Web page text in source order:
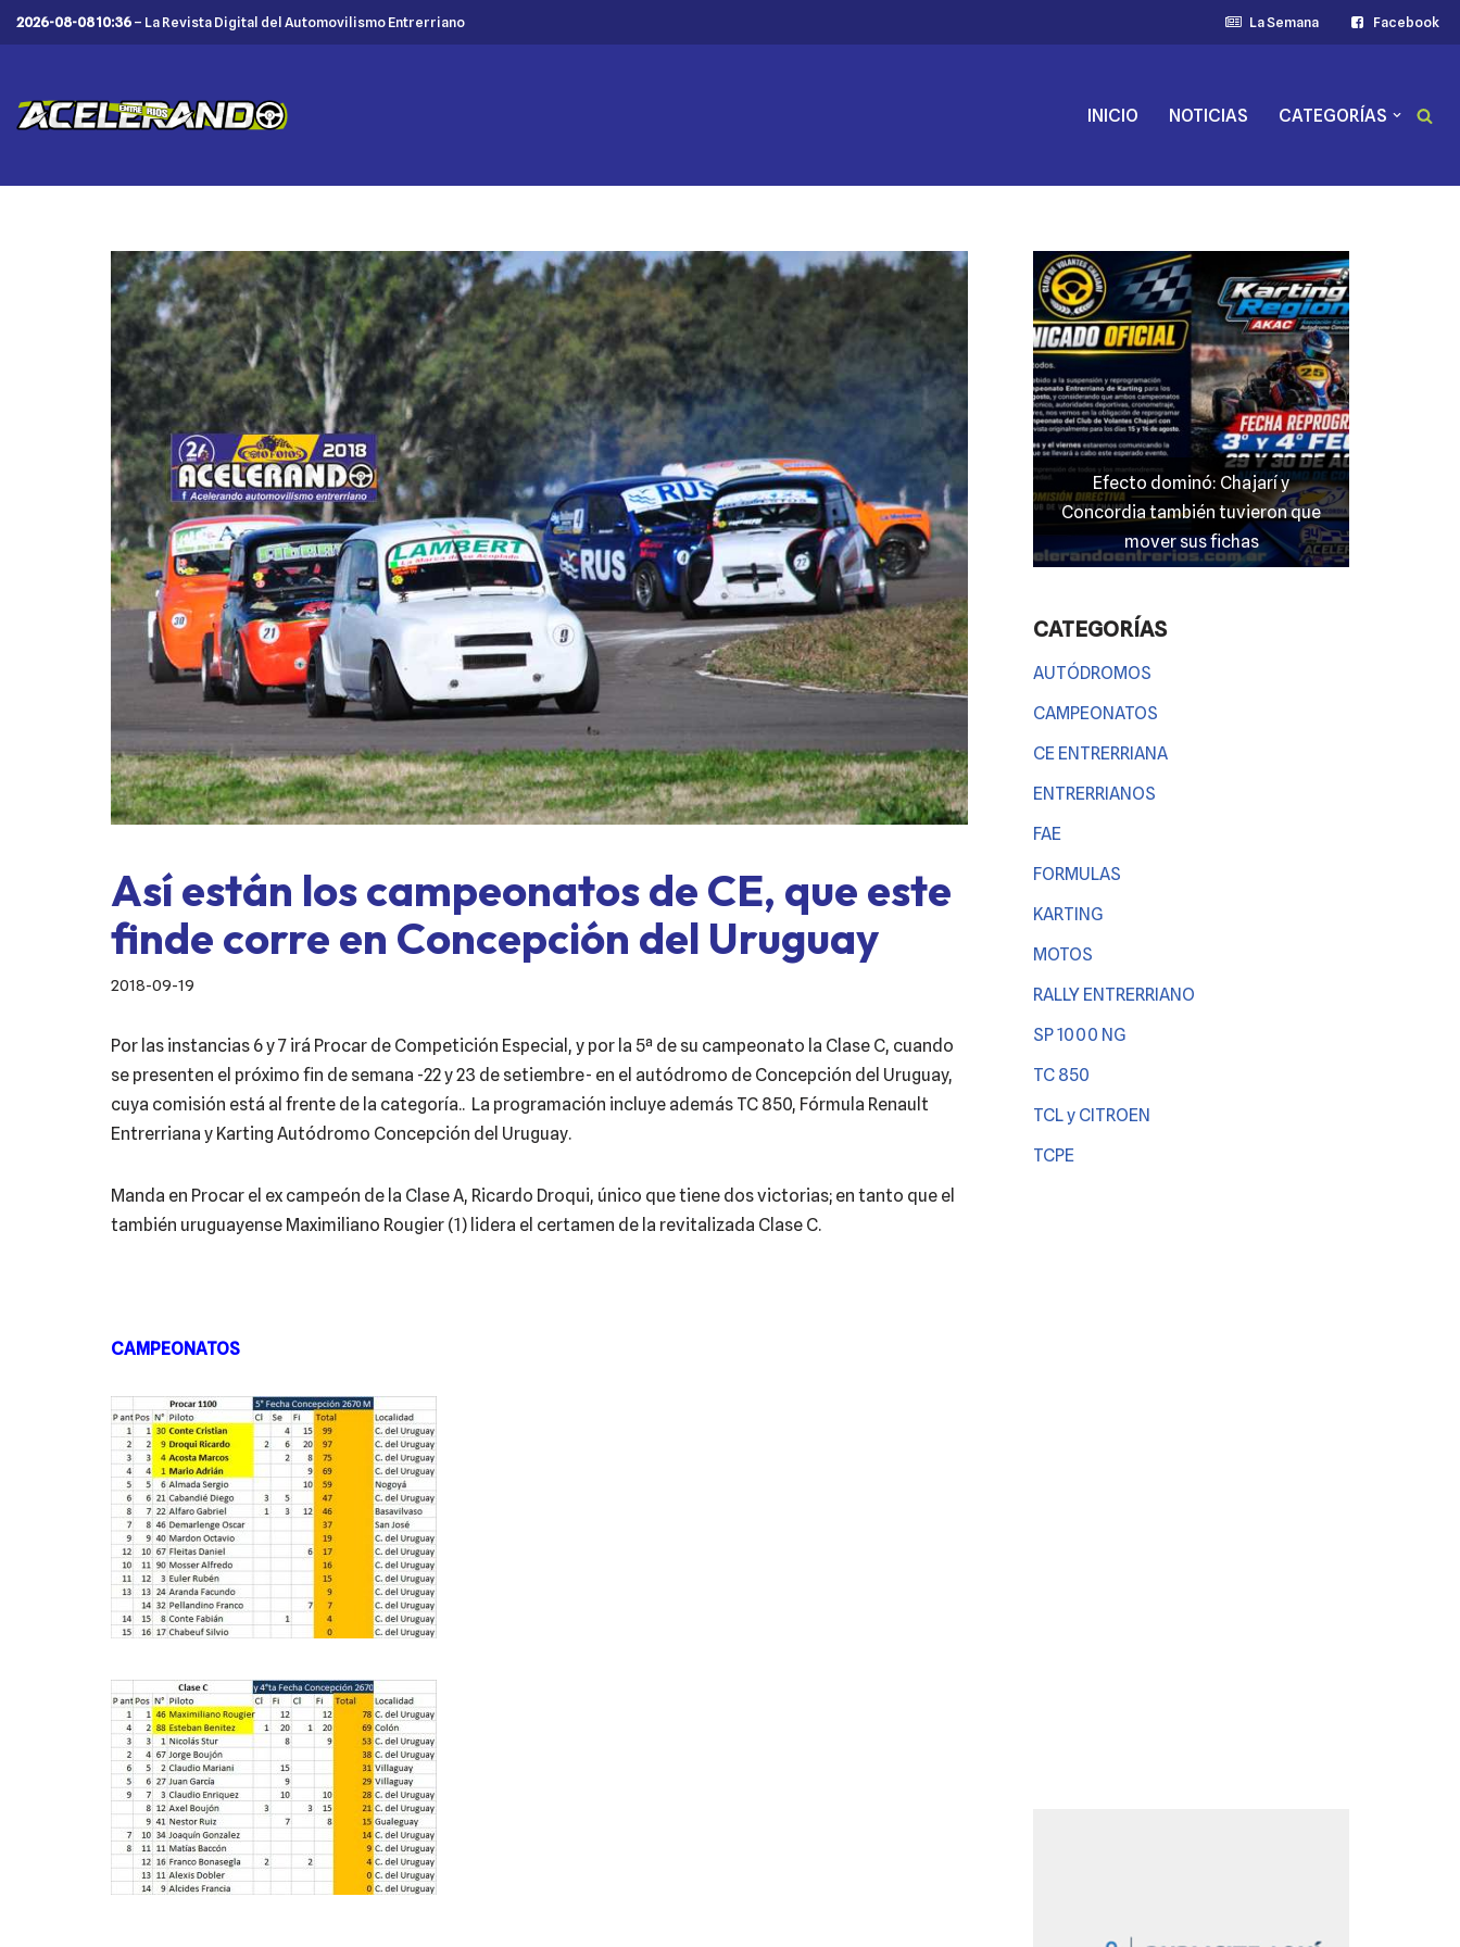
contenido
2026-08-08 10:36 – La Revista Digital del Automovilismo Entrerriano La Semana Facebook
INICIO NOTICIAS CATEGORÍAS
Así están los campeonatos de CE, que este
finde corre en Concepción del Uruguay
2018-09-19
Por las instancias 6 y 7 irá Procar de Competición Especial, y por la 5ª de su campeonato la Clase C, cuando
se presenten el próximo fin de semana -22 y 23 de setiembre- en el autódromo de Concepción del Uruguay,
cuya comisión está al frente de la categoría.. La programación incluye además TC 850, Fórmula Renault
Entrerriana y Karting Autódromo Concepción del Uruguay.
Manda en Procar el ex campeón de la Clase A, Ricardo Droqui, único que tiene dos victorias; en tanto que el
también uruguayense Maximiliano Rougier (1) lidera el certamen de la revitalizada Clase C.
CAMPEONATOS
ASME al límite: Paraná, formato
exprés y un domingo a todo o nada
Efecto dominó: Chajarí y
Concordia también tuvieron que
mover sus fichas
CATEGORÍAS
AUTÓDROMOS
CAMPEONATOS
CE ENTRERRIANA
ENTRERRIANOS
FAE
FORMULAS
KARTING
MOTOS
RALLY ENTRERRIANO
SP 1000 NG
TC 850
TCL y CITROEN
TCPE